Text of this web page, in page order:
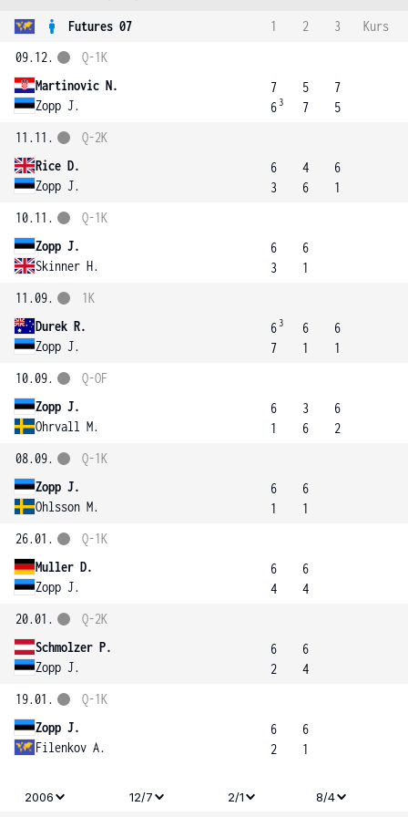
Futures 07 1 2 3
Kurs
09.12.
Martinovic N.
Zopp J.
Q-1K
7
6 3
5
7
7
5
11.11.
Rice D.
Zopp J.
Q-2K
6
3
4
6
6
1
10.11.
Zopp J.
Skinner H.
Q-1K
6
3
6
1
11.09.
Durek R.
Zopp J.
1K
6 3
7
6
1
6
1
10.09.
Zopp J.
Ohrvall M.
Q-OF
6
1
3
6
6
2
08.09.
Zopp J.
Ohlsson M.
Q-1K
6
1
6
1
26.01.
Muller D.
Zopp J.
Q-1K
6
4
6
4
20.01.
Schmolzer P.
Zopp J.
Q-2K
6
2
6
4
19.01.
Zopp J.
Filenkov A.
Q-1K
6
2
6
1
2006 12/7 2/1 8/4